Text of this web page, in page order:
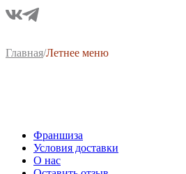
Главная/Летнее меню
Франшиза
Условия доставки
О нас